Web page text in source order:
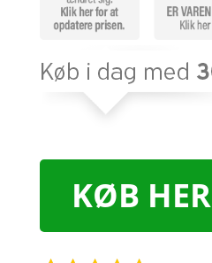
KØB HER